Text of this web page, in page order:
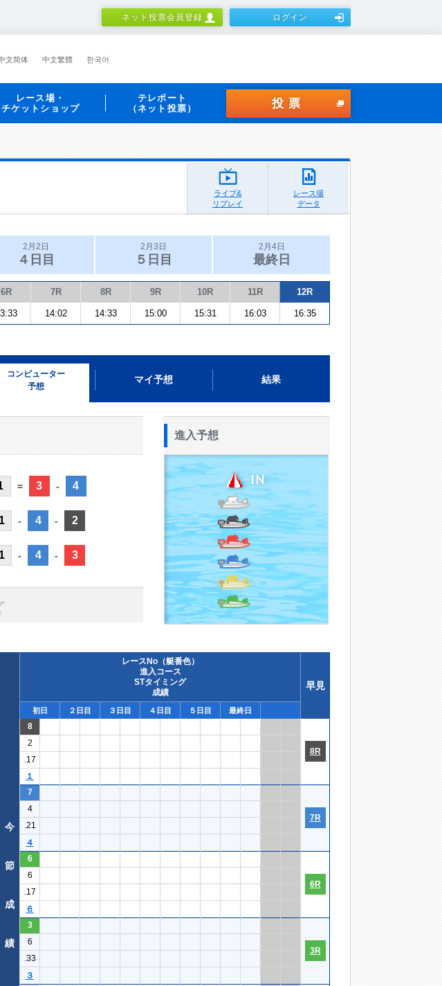
ネット投票会員登録 ログイン
文简体 中文繁體 한국어
レース場・
チケットショップ
テレボート
（ネット投票）
投票
ライブ&
リプレイ
レース場
データ
2月2日
４日目
2月3日
５日目
2月4日
最終日
6R 7R 8R 9R 10R 11R 12R
14:02 14:33 15:00 15:31 16:03 16:35
コンピューター
予想
マイ予想 結果
= 3 - 4
1 - 4 - 2
1 - 4 - 3
進入予想
レースNo（艇番色）
進入コース
STタイミング
成績
早見
初日 ２日目 ３日目 ４日目 ５日目 最終日
8
8R
2
.17
１
7
7R
4
.21
４
6
6R
6
.17
６
3
3R
6
.33
３
今
節
成
績